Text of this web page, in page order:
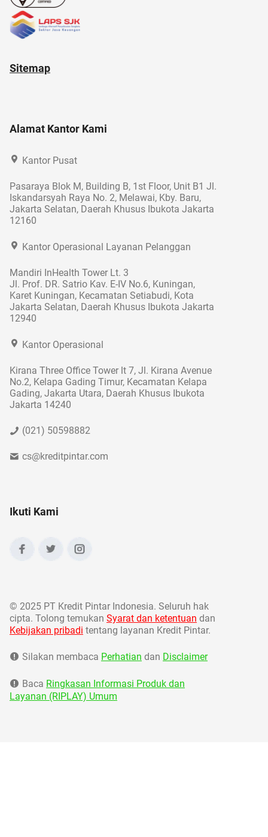
Sitemap
Alamat Kantor Kami
Kantor Pusat
Pasaraya Blok M, Building B, 1st Floor, Unit B1 Jl.
Iskandarsyah Raya No. 2, Melawai, Kby. Baru,
Jakarta Selatan, Daerah Khusus Ibukota Jakarta
12160
Kantor Operasional Layanan Pelanggan
Mandiri InHealth Tower Lt. 3
Jl. Prof. DR. Satrio Kav. E-IV No.6, Kuningan,
Karet Kuningan, Kecamatan Setiabudi, Kota
Jakarta Selatan, Daerah Khusus Ibukota Jakarta
12940
Kantor Operasional
Kirana Three Office Tower lt 7, Jl. Kirana Avenue
No.2, Kelapa Gading Timur, Kecamatan Kelapa
Gading, Jakarta Utara, Daerah Khusus Ibukota
Jakarta 14240
(021) 50598882
cs@kreditpintar.com
Ikuti Kami
© 2025 PT Kredit Pintar Indonesia. Seluruh hak
cipta. Tolong temukan Syarat dan ketentuan dan
Kebijakan pribadi tentang layanan Kredit Pintar.
Silakan membaca Perhatian dan Disclaimer
Baca Ringkasan Informasi Produk dan
Layanan (RIPLAY) Umum